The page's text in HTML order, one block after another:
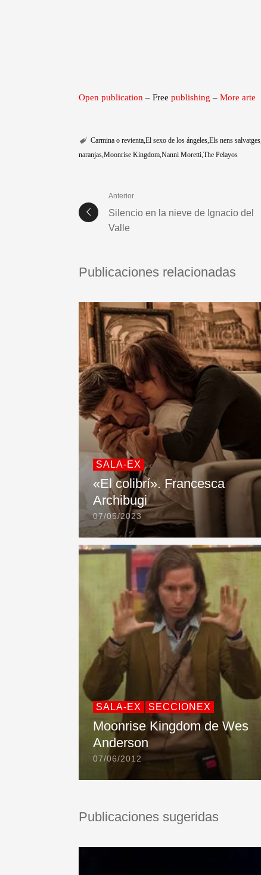
Open publication – Free publishing – More arte
Carmina o revienta El sexo de los ángeles Els nens salvatges
naranjas Moonrise Kingdom Nanni Moretti The Pelayos
Anterior
Silencio en la nieve de Ignacio del
Valle
Publicaciones relacionadas
SALA-EX
«El colibrí». Francesca
Archibugi
07/05/2023
SALA-EX SECCIONEX
Moonrise Kingdom de Wes
Anderson
07/06/2012
Publicaciones sugeridas